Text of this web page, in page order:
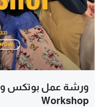
Workshop